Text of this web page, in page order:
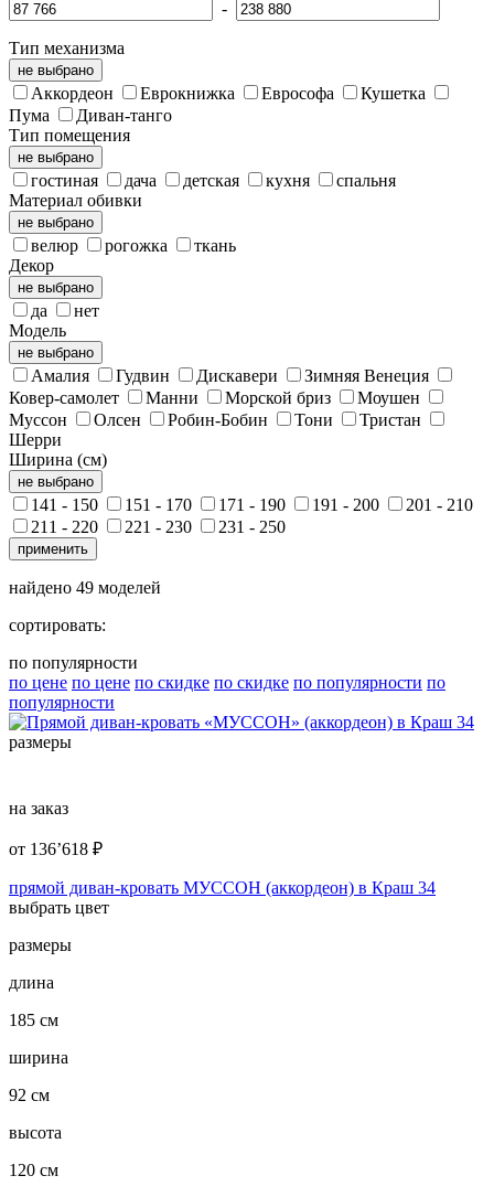
-
Тип механизма
не выбрано
Аккордеон Еврокнижка Еврософа
Кушетка
Пума
Диван-танго
Тип помещения
не выбрано
гостиная дача детская кухня
спальня
Материал обивки
не выбрано
велюр рогожка
ткань
Декор
не выбрано
да
нет
Модель
не выбрано
Амалия Гудвин Дискавери
Зимняя Венеция
Ковер-самолет
Манни Морской бриз
Моушен
Муссон
Олсен Робин-Бобин Тони
Тристан
Шерри
Ширина (см)
не выбрано
141 - 150 151 - 170 171 - 190 191 - 200
201 - 210
211 - 220
221 - 230 231 - 250
применить
найдено 49 моделей
сортировать:
по популярности
по цене по цене по скидке по скидке по популярности по
популярности
размеры
на заказ
от 136’618 ₽
прямой диван-кровать МУССОН (аккордеон) в Краш 34
выбрать цвет
размеры
длина
185 см
ширина
92 см
высота
120 см